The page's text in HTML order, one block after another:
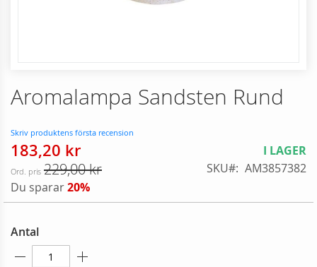
Aromalampa Sandsten Rund
Skriv produktens första recension
Reducerat
183,20 kr
Ord. pris 229,00 kr
Du sparar20%
I LAGER
SKU
AM3857382
Antal
to
the
of
the
images
gallery